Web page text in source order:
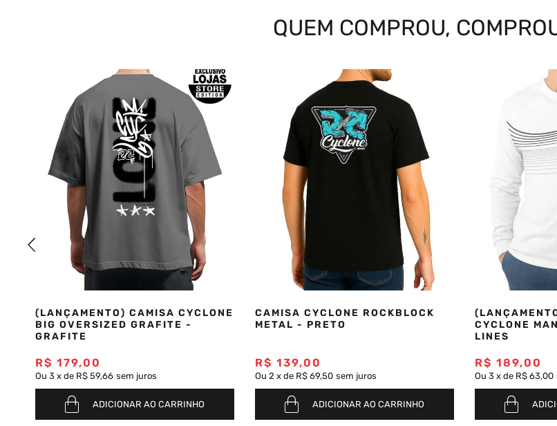
QUEM COMPROU,
(LANÇAMENTO) CAMISA CYCLONE
BIG OVERSIZED GRAFITE -
GRAFITE
R$ 179,00
Ou 3 xde R$ 59,66 sem juros
ADICIONAR AO CARRINHO
CAMISA CYCLONE ROCKBLOCK
METAL - PRETO
R$ 139,00
Ou 2 xde R$ 69,50 sem juros
ADICIONAR AO CARRINHO
CYCLONE
LINES
R$ 189,00
Ou 3 xde R$ 63,00